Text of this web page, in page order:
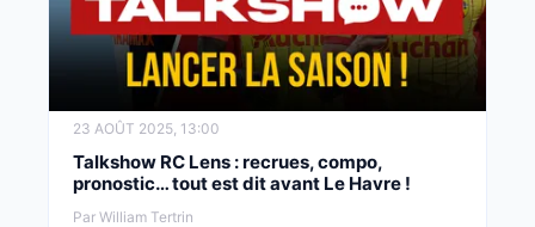
23 AOÛT 2025, 13:00
Talkshow RC Lens : recrues, compo,
pronostic… tout est dit avant Le Havre !
Par William Tertrin